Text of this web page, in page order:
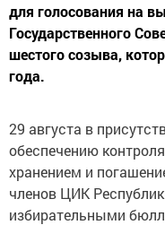
для голосования на
Государственного
шестого созыва,
года.
29 августа в
обеспечению
хранением и
членов ЦИК
избирательными